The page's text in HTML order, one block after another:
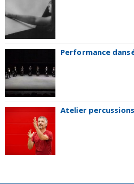
Performance
Atelier